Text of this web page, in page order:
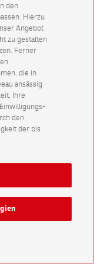
den
Hierzu
Angebot
zu gestalten
Ferner
die in
ansässig
Ihre
den
der bis